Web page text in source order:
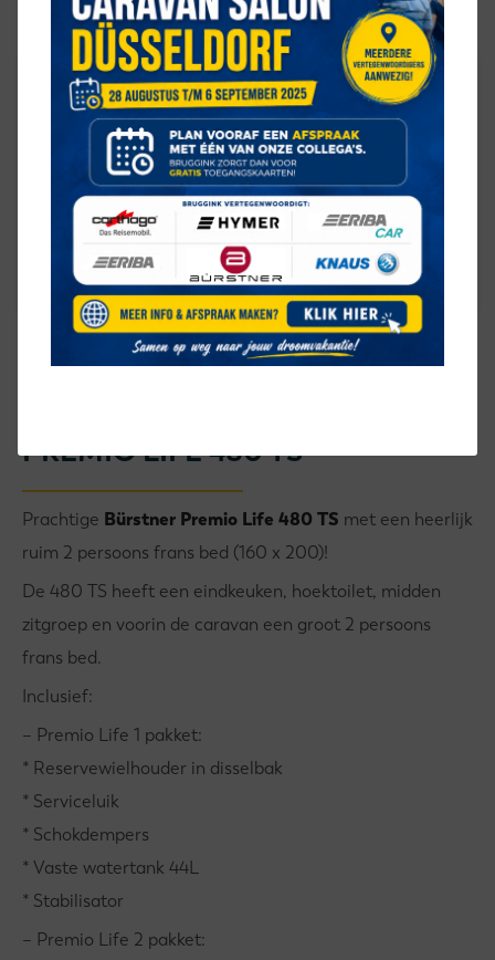
CONTACT OVER DEZEBÜRSTNER
PREMIO LIFE 480 TS
Velden met een * zijn verplicht
PREMIO LIFE 480 TS
Prachtige Bürstner Premio Life 480 TS met een heerlijk
ruim 2 persoons frans bed (160 x 200)!
De 480 TS heeft een eindkeuken, hoektoilet, midden
zitgroep en voorin de caravan een groot 2 persoons
frans bed.
Inclusief:
– Premio Life 1 pakket:
* Reservewielhouder in disselbak
* Serviceluik
* Schokdempers
* Vaste watertank 44L
* Stabilisator
– Premio Life 2 pakket: